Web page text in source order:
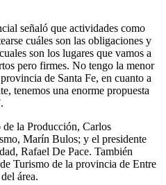
señaló que actividades como
cuáles son las obligaciones y
son los lugares que vamos a
pero firmes. No tengo la menor
de Santa Fe, en cuanto a
tenemos una enorme propuesta
la Producción, Carlos
Marín Bulos; y el presidente
Rafael De Pace. También
Turismo de la provincia de Entre
área.